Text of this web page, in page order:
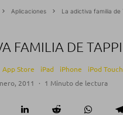
Aplicaciones La adictiva familia de
FAMILIA DE
App Store iPad iPhone iPod Touch
2011
· 1 Minuto de lectura